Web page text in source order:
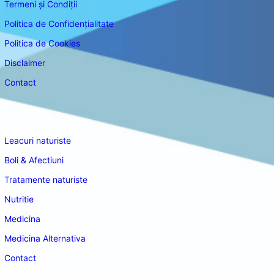
Termeni și Condiții
Politica de Confidențialitate
Politica de Cookies
Disclaimer
Contact
Leacuri naturiste
Boli & Afectiuni
Tratamente naturiste
Nutritie
Medicina
Medicina Alternativa
Contact